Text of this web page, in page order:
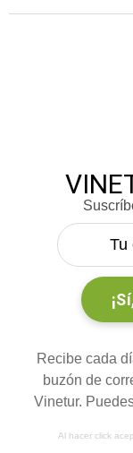
Recibe cada
buzón de
Vinetur.
Al hacer click